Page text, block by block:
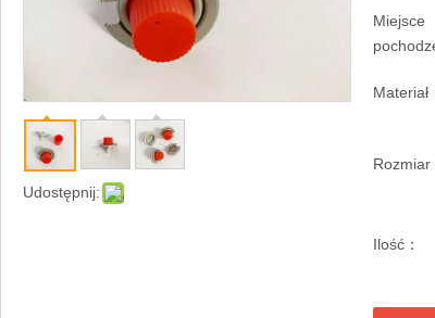
Udostępnij:
Miejsce
Materiał
Rozmiar
Ilość：